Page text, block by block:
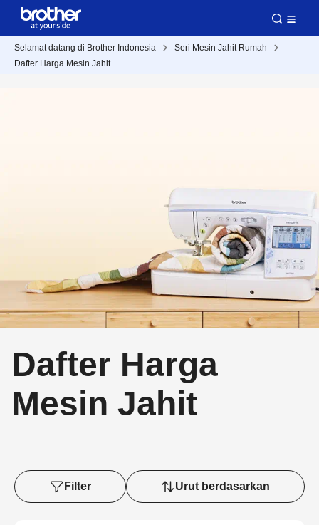
Selamat datang di Brother Indonesia
Seri Mesin Jahit Rumah
Dafter Harga Mesin Jahit
Dafter Harga
Mesin Jahit
Filter Urut berdasarkan